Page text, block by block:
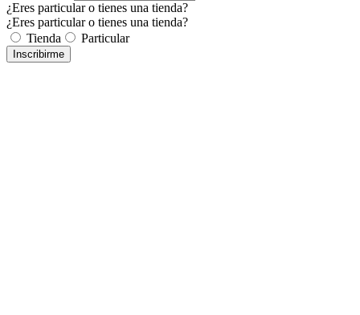
¿Eres particular o tienes una tienda?
¿Eres particular o tienes una tienda?
Tienda
Particular
Inscribirme